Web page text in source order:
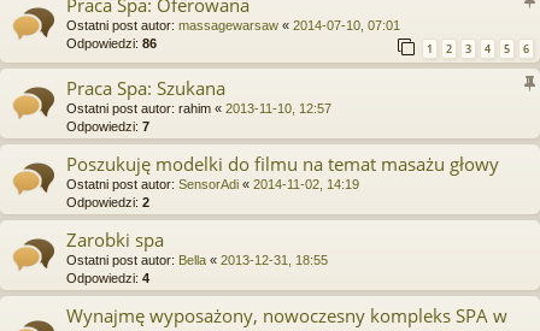
Ostatni post autor: massagewarsaw « 2014-07-10, 07:01
Odpowiedzi: 86 1 2 3 4 5 6
Praca Spa: Szukana
Ostatni post autor: rahim « 2013-11-10, 12:57
Odpowiedzi: 7
Poszukuję modelki do filmu na temat masażu głowy
Ostatni post autor: SensorAdi « 2014-11-02, 14:19
Odpowiedzi: 2
Zarobki spa
Ostatni post autor: Bella « 2013-12-31, 18:55
Odpowiedzi: 4
Wynajmę wyposażony, nowoczesny kompleks SPA w